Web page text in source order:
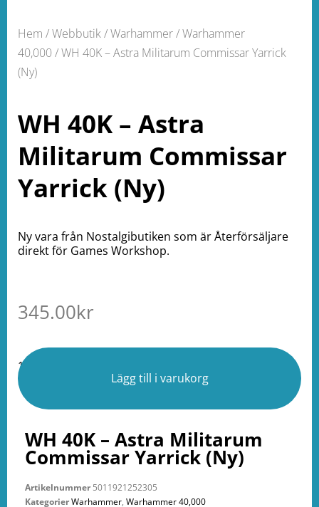
Hem /Webbutik/Warhammer/Warhammer
40,000/ WH 40K – Astra Militarum Commissar Yarrick
(Ny)
WH 40K – Astra
Militarum Commissar
Yarrick (Ny)
Ny vara från Nostalgibutiken som är Återförsäljare
direkt för Games Workshop.
345.00kr
1 i lager
Lägg till i varukorg
WH 40K – Astra Militarum
Commissar Yarrick (Ny)
Artikelnummer 5011921252305
KategorierWarhammer, Warhammer 40,000